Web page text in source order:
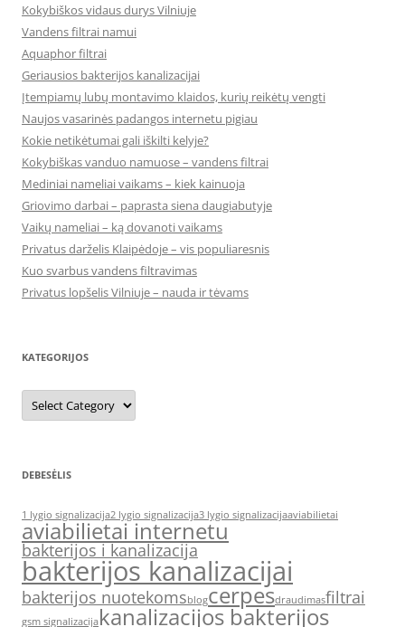
Kokybiškos vidaus durys Vilniuje
Vandens filtrai namui
Aquaphor filtrai
Geriausios bakterijos kanalizacijai
Įtempiamų lubų montavimo klaidos, kurių reikėtų vengti
Naujos vasarinės padangos internetu pigiau
Kokie netikėtumai gali iškilti kelyje?
Kokybiškas vanduo namuose – vandens filtrai
Mediniai nameliai vaikams – kiek kainuoja
Griovimo darbai – paprasta siena daugiabutyje
Vaikų nameliai – ką dovanoti vaikams
Privatus darželis Klaipėdoje – vis populiaresnis
Kuo svarbus vandens filtravimas
Privatus lopšelis Vilniuje – nauda ir tėvams
KATEGORIJOS
Kategorijos
DEBESĖLIS
1 lygio signalizacija2 lygio signalizacija3 lygio signalizacijaaviabilietai
aviabilietai internetu
bakterijos i kanalizacija
bakterijos kanalizacijai
bakterijos nuotekomsblogcerpesdraudimasfiltrai
gsm signalizacijakanalizacijos bakterijos